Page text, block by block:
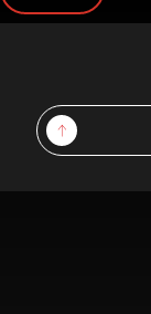
Sign Up